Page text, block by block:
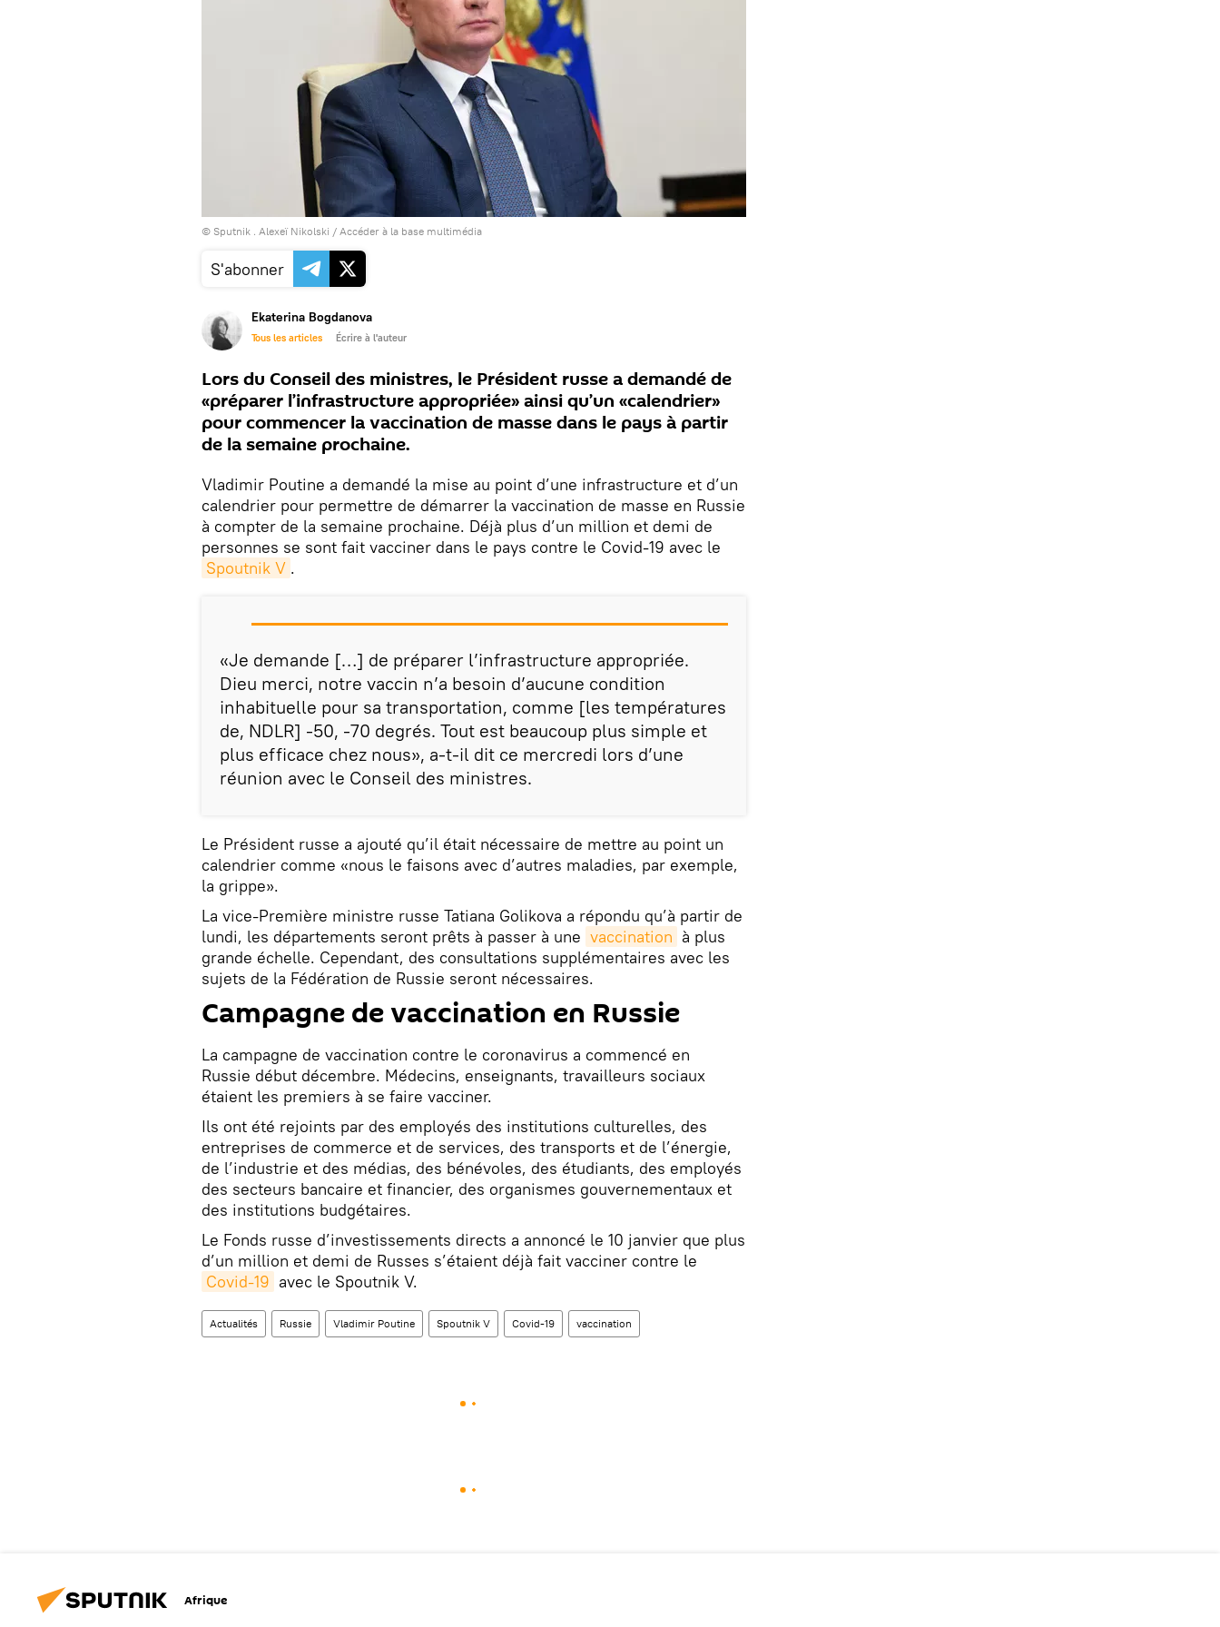
© Sputnik . Alexeï Nikolski / Accéder à la base multimédia
S'abonner
Ekaterina Bogdanova
Tous les articles Écrire à l'auteur
Lors du Conseil des ministres, le Président russe a demandé de
«préparer l’infrastructure appropriée» ainsi qu’un «calendrier»
pour commencer la vaccination de masse dans le pays à partir
de la semaine prochaine.
Vladimir Poutine a demandé la mise au point d’une infrastructure et d’un
calendrier pour permettre de démarrer la vaccination de masse en Russie
à compter de la semaine prochaine. Déjà plus d’un million et demi de
personnes se sont fait vacciner dans le pays contre le Covid-19 avec le
Spoutnik V .
«Je demande […] de préparer l’infrastructure appropriée.
Dieu merci, notre vaccin n’a besoin d’aucune condition
inhabituelle pour sa transportation, comme [les températures
de, NDLR] -50, -70 degrés. Tout est beaucoup plus simple et
plus efficace chez nous», a-t-il dit ce mercredi lors d’une
réunion avec le Conseil des ministres.
Le Président russe a ajouté qu’il était nécessaire de mettre au point un
calendrier comme «nous le faisons avec d’autres maladies, par exemple,
la grippe».
La vice-Première ministre russe Tatiana Golikova a répondu qu’à partir de
lundi, les départements seront prêts à passer à une vaccination à plus
grande échelle. Cependant, des consultations supplémentaires avec les
sujets de la Fédération de Russie seront nécessaires.
Campagne de vaccination en Russie
La campagne de vaccination contre le coronavirus a commencé en
Russie début décembre. Médecins, enseignants, travailleurs sociaux
étaient les premiers à se faire vacciner.
Ils ont été rejoints par des employés des institutions culturelles, des
entreprises de commerce et de services, des transports et de l’énergie,
de l’industrie et des médias, des bénévoles, des étudiants, des employés
des secteurs bancaire et financier, des organismes gouvernementaux et
des institutions budgétaires.
Le Fonds russe d’investissements directs a annoncé le 10 janvier que plus
d’un million et demi de Russes s’étaient déjà fait vacciner contre le
Covid-19 avec le Spoutnik V.
Actualités Russie Vladimir Poutine Spoutnik V Covid-19 vaccination
Afrique